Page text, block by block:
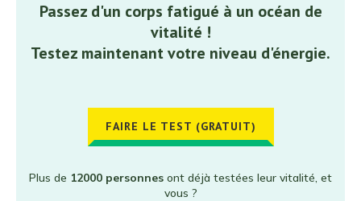
Passez d'un corps fatigué à un océan de
vitalité !
Testez maintenant votre niveau d'énergie.
FAIRE LE TEST (GRATUIT)
Plus de 12000 personnes ont déjà testées leur vitalité, et
vous ?